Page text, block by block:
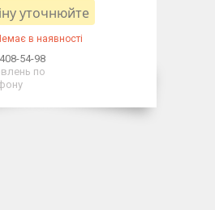
уточнюйте
в наявності
54-98
по